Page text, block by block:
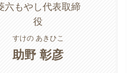
六もやし代表取締
役
すけの あきひこ
助野 彰彦